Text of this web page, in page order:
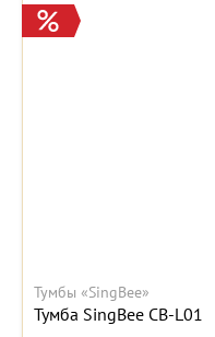
Тумбы «SingBee»
Тумба SingBee CB-L01